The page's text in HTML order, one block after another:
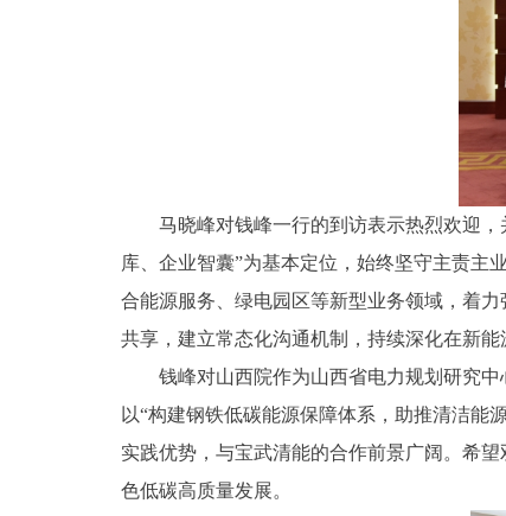
马晓峰对钱峰一行的到访表示热烈欢迎
库、企业智囊”为基本定位，始终坚守主责主
合能源服务、绿电园区等新型业务领域，着
共享，建立常态化沟通机制，持续深化在新
钱峰对山西院作为山西省电力规划研究
以“构建钢铁低碳能源保障体系，助推清洁能
实践优势，与宝武清能的合作前景广阔。希
色低碳高质量发展。